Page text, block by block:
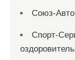
Союз-Авто
Спорт-